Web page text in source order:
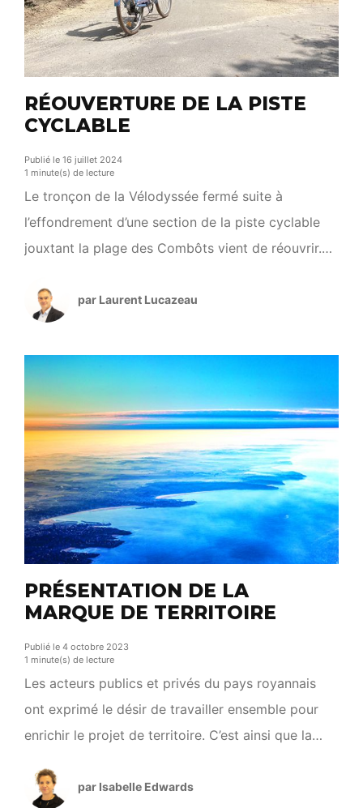
RÉOUVERTURE DE LA PISTE
CYCLABLE
Publié le 16 juillet 2024
1 minute(s) de lecture
Le tronçon de la Vélodyssée fermé suite à
l’effondrement d’une section de la piste cyclable
jouxtant la plage des Combôts vient de réouvrir.
350 mètres de piste cyclable, condamnés à
disparaître à court terme, pour éviter une pollution
de la plage et sécuriser les usagers. En parallèle,
[…]
par Laurent Lucazeau
PRÉSENTATION DE LA
MARQUE DE TERRITOIRE
Publié le 4 octobre 2023
1 minute(s) de lecture
Les acteurs publics et privés du pays royannais
ont exprimé le désir de travailler ensemble pour
enrichir le projet de territoire. C’est ainsi que la
décidé de s’engager dans une communication
par Isabelle Edwards